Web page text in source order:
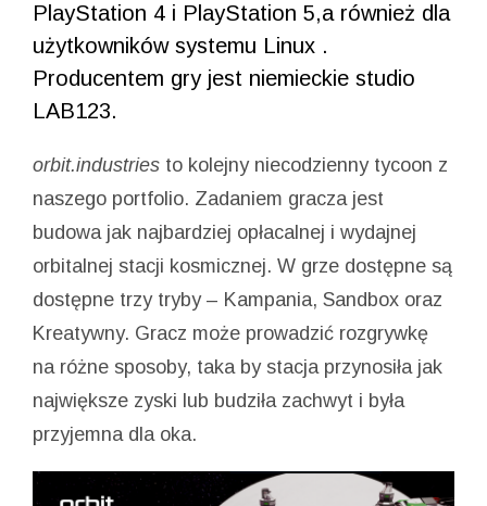
PlayStation 4 i PlayStation 5,a również dla
użytkowników systemu Linux .
Producentem gry jest niemieckie studio
LAB123.
orbit.industries to kolejny niecodzienny tycoon z
naszego portfolio. Zadaniem gracza jest
budowa jak najbardziej opłacalnej i wydajnej
orbitalnej stacji kosmicznej. W grze dostępne są
dostępne trzy tryby – Kampania, Sandbox oraz
Kreatywny. Gracz może prowadzić rozgrywkę
na różne sposoby, taka by stacja przynosiła jak
największe zyski lub budziła zachwyt i była
przyjemna dla oka.